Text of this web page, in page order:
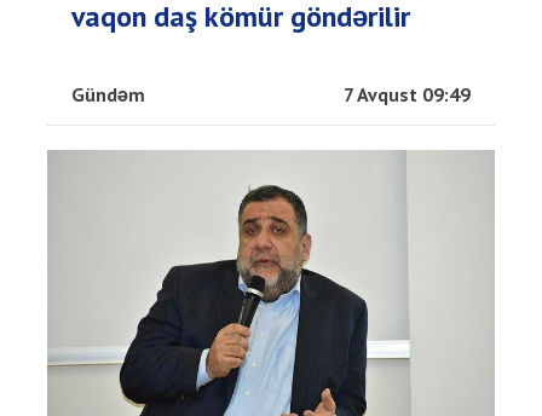
vaqon daş kömür göndərilir
Gündəm 7 Avqust 09:49